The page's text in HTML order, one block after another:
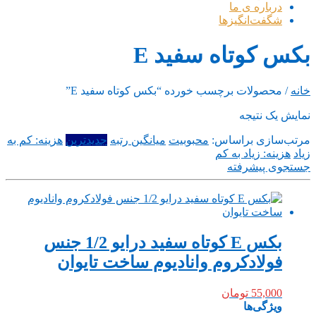
درباره ی ما
شگفت‌انگیزها
بکس کوتاه سفید E
خانه / محصولات برچسب خورده “بکس کوتاه سفید E”
نمایش یک نتیجه
مرتب‌سازی براساس: محبوبیت میانگین رتبه جدیدترین هزینه: کم به
زیاد هزینه: زیاد به کم
جستجوی پیشرفته
بکس E کوتاه سفید درایو 1/2 جنس
فولادکروم وانادیوم ساخت تایوان
55,000 تومان
ویژگی‌ها